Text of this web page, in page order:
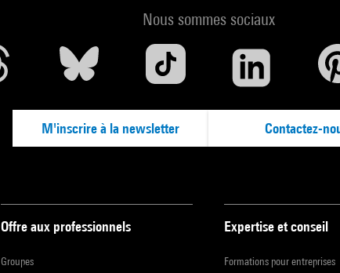
Nous sommes sociaux
M'inscrire à la newsletter Contactez-
Offre aux professionnels
Groupes
Expertise et conseil
Formations pour entreprises